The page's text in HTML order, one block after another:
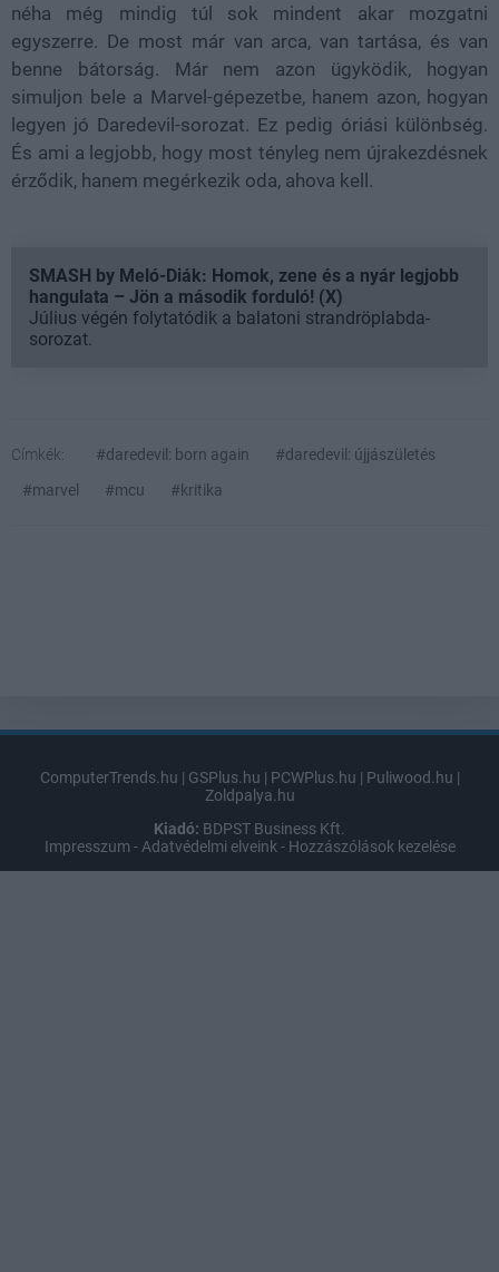
néha még mindig túl sok mindent akar mozgatni
egyszerre. De most már van arca, van tartása, és van
benne bátorság. Már nem azon ügyködik, hogyan
simuljon bele a Marvel-gépezetbe, hanem azon, hogyan
legyen jó Daredevil-sorozat. Ez pedig óriási különbség.
És ami a legjobb, hogy most tényleg nem újrakezdésnek
érződik, hanem megérkezik oda, ahova kell.
SMASH by Meló-Diák: Homok, zene és a nyár legjobb
hangulata – Jön a második forduló! (X)
Július végén folytatódik a balatoni strandröplabda-
sorozat.
Címkék: #daredevil: born again
#daredevil: újjászületés
#marvel
#mcu #kritika
ComputerTrends.hu | GSPlus.hu | PCWPlus.hu | Puliwood.hu |
Zoldpalya.hu
Kiadó: BDPST Business Kft.
Impresszum - Adatvédelmi elveink - Hozzászólások kezelése